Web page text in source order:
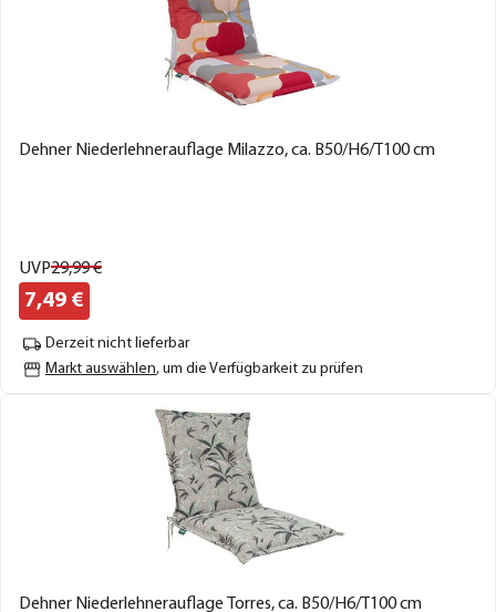
Dehner Niederlehnerauflage Milazzo, ca. B50/H6/T100 cm
UVP29,99€
7,49 €
Derzeit nicht lieferbar
Markt auswählen, um die Verfügbarkeit zu prüfen
Dehner Niederlehnerauflage Torres, ca. B50/H6/T100 cm